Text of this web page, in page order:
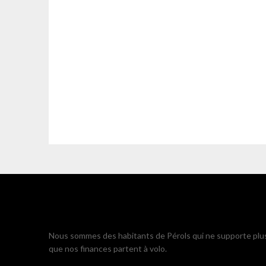
Nous sommes des habitants de Pérols qui ne supporte
que nos finances partent à volo.